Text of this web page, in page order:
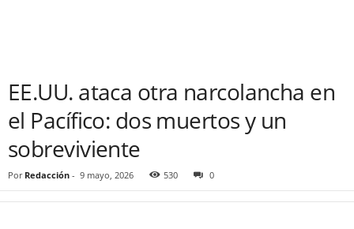
EE.UU. ataca otra narcolancha en
el Pacífico: dos muertos y un
sobreviviente
Por Redacción - 9 mayo, 2026 530 0